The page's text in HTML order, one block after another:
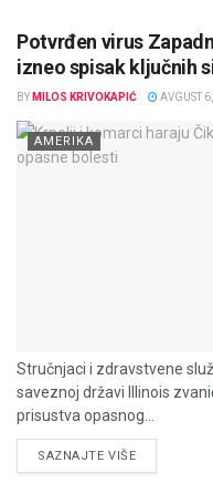
Potvrđen virus
izneo spisak ključnih
BY MILOS KRIVOKAPIĆ AVGUST
AMERIKA
Stručnjaci i zdravstvene
saveznoj državi Illinois
prisustva opasnog...
SAZNAJTE VIŠEDETAILS